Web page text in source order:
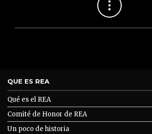
QUE ES REA
Qué es el REA
Comité de Honor de REA
Un poco de historia